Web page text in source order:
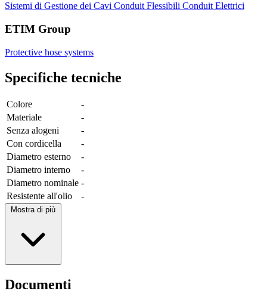
Sistemi di Gestione dei Cavi Conduit Flessibili Conduit Elettrici
ETIM Group
Protective hose systems
Specifiche tecniche
Colore
-
Materiale
-
Senza alogeni
-
Con cordicella
-
Diametro esterno
-
Diametro interno
-
Diametro nominale -
Resistente all'olio
-
Mostra di più
Documenti